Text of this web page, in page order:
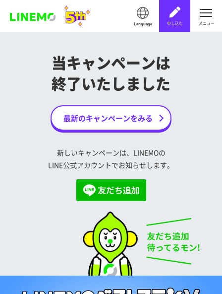
Language 申し込む メニュー
当キャンペーンは
終了いたしました
最新のキャンペーンをみる
新しいキャンペーンは、LINEMOの
LINE公式アカウントでお知らせします。